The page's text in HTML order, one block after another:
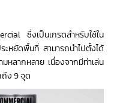
ซึ่งเป็นเกรดสำหรับใช้ใน
ะหยัดพื้นที่ สามารถนำไปตั้งได้
หลากหลาย เนื่องจากมีท่าเล่น
ง 9 จุด